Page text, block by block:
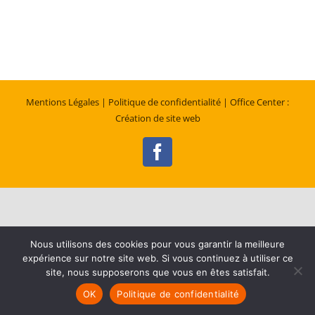
Mentions Légales | Politique de confidentialité | Office Center :
Création de site web
Facebook
Nous utilisons des cookies pour vous garantir la meilleure
expérience sur notre site web. Si vous continuez à utiliser ce
site, nous supposerons que vous en êtes satisfait.
OK
Politique de confidentialité